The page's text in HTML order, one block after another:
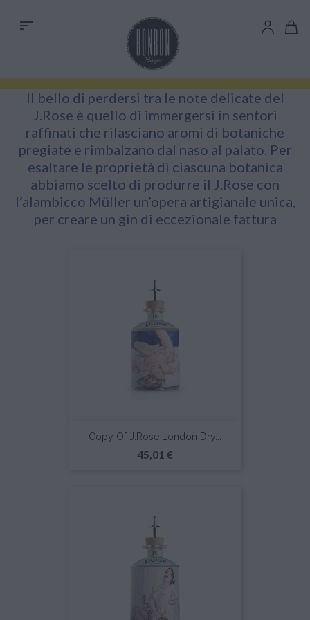
sort
Il bello di perdersi tra le note delicate del
J.Rose è quello di immergersi in sentori
raffinati che rilasciano aromi di botaniche
pregiate e rimbalzano dal naso al palato. Per
esaltare le proprietà di ciascuna botanica
abbiamo scelto di produrre il J.Rose con
l’alambicco Müller un’opera artigianale unica,
per creare un gin di eccezionale fattura
Copy Of J.Rose London Dry...
Prezzo
45,01 €